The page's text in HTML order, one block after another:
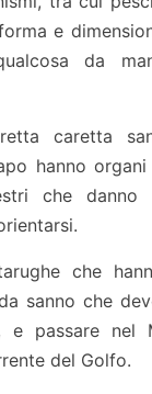
e
da
caretta
hanno
che
che
sanno che
e passare nel
del Golfo.